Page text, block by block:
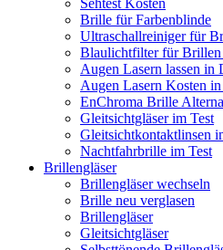
Sehtest Kosten
Brille für Farbenblinde
Ultraschallreiniger für
Blaulichtfilter für
Augen Lasern lassen in
Augen Lasern Kosten
EnChroma Brille
Gleitsichtgläser im Test
Gleitsichtkontaktlinsen
Nachtfahrbrille im Test
Brillengläser
Brillengläser wechseln
Brille neu verglasen
Brillengläser
Gleitsichtgläser